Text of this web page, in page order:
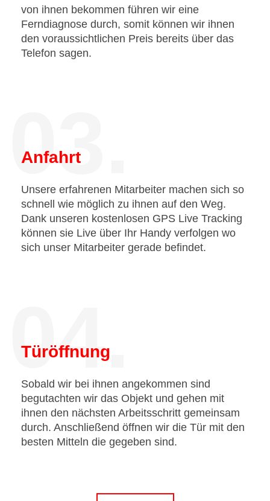
von ihnen bekommen führen wir eine
Ferndiagnose durch, somit können wir ihnen
den voraussichtlichen Preis bereits über das
Telefon sagen.
03.
Anfahrt
Unsere erfahrenen Mitarbeiter machen sich so
schnell wie möglich zu ihnen auf den Weg.
Dank unseren kostenlosen GPS Live Tracking
können sie Live über Ihr Handy verfolgen wo
sich unser Mitarbeiter gerade befindet.
04.
Türöffnung
Sobald wir bei ihnen angekommen sind
begutachten wir das Objekt und gehen mit
ihnen den nächsten Arbeitsschritt gemeinsam
durch. Anschließend öffnen wir die Tür mit den
besten Mitteln die gegeben sind.